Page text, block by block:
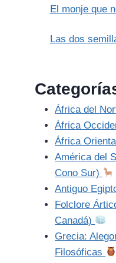
El monje que
Las dos
África del
África
África
América del
Cono Sur)
Antiguo
Folclore
Canadá)
Grecia:
Filosóficas